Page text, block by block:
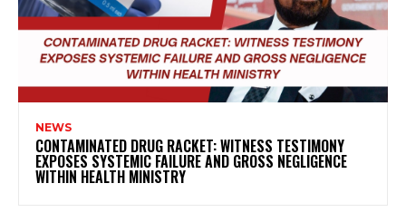
NEWS
CONTAMINATED DRUG RACKET: WITNESS TESTIMONY
EXPOSES SYSTEMIC FAILURE AND GROSS NEGLIGENCE
WITHIN HEALTH MINISTRY